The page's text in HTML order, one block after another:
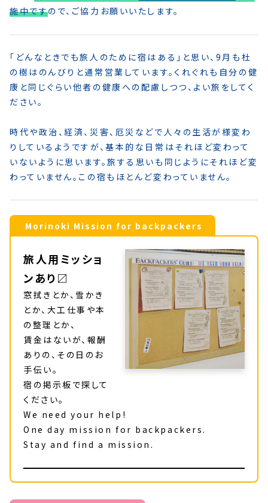
施中ですので、ご協力お願いいたします。
「どんなときでも旅人のために宿はある」と思い、9月も杜
の樹はのんびりと通常営業しています。くれぐれも自分の健
康と同じぐらい他者の健康への配慮しつつ、よい旅をしてく
ださい。
時代や政治、経済、災害、厄災などで人々の生活が様変わ
りしているようですが、基本的な日常はそれほど変わって
いないように思います。旅する思いも同じようにそれほど変
わっていません。この宿もほとんど変わっていません。
Morinoki Mission for backpackers
旅人用ミッショ
ンあり〼
窓拭きとか、雪かき
とか、大工仕事や本
の整理とか、
賃金はないが、報酬
ありの、その日のお
手伝い。
宿の掲示板で探して
ください。
We need your help!
One day mission for backpackers.
Stay and find a mission.